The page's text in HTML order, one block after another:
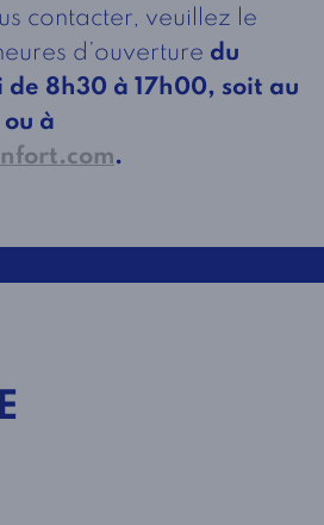
contacter, veuillez le
d’ouverture du
de 8h30 à 17h00, soit au
ou à
.